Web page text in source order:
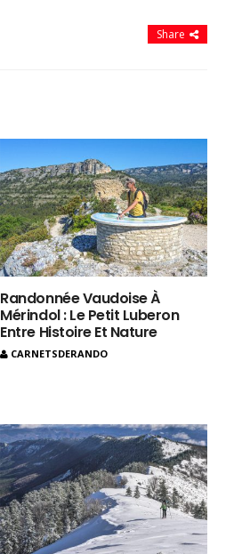
Share
Randonnée Vaudoise À
Mérindol : Le Petit Luberon
Entre Histoire Et Nature
CARNETSDERANDO